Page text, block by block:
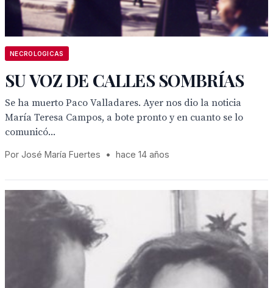
NECROLOGICAS
SU VOZ DE CALLES SOMBRÍAS
Se ha muerto Paco Valladares. Ayer nos dio la noticia
María Teresa Campos, a bote pronto y en cuanto se lo
comunicó...
Por José María Fuertes • hace 14 años